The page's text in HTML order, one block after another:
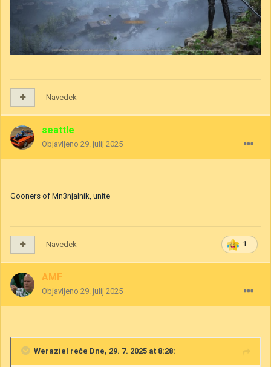
Navedek
seattle
Objavljeno 29. julij 2025
Gooners of Mn3njalnik, unite
1
Navedek
AMF
Objavljeno 29. julij 2025
Weraziel reče Dne, 29. 7. 2025 at 8:28: